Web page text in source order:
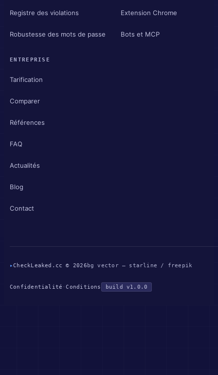
Registre des violations
Robustesse des mots de passe
Extension Chrome
Bots et MCP
ENTREPRISE
Tarification
Comparer
Références
FAQ
Actualités
Blog
Contact
▸CheckLeaked.cc © 2026 bg vector — starline / freepik
Confidentialité ·Conditions build v1.0.0